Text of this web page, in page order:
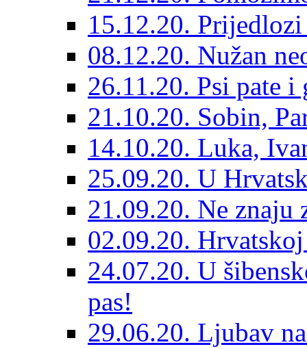
15.12.20.
08.12.20. Nužan
26.11.20. Psi pate
21.10.20. Sobin,
14.10.20. Luka,
25.09.20. U
21.09.20. Ne znaju
02.09.20.
24.07.20. U
pas!
29.06.20. Ljubav